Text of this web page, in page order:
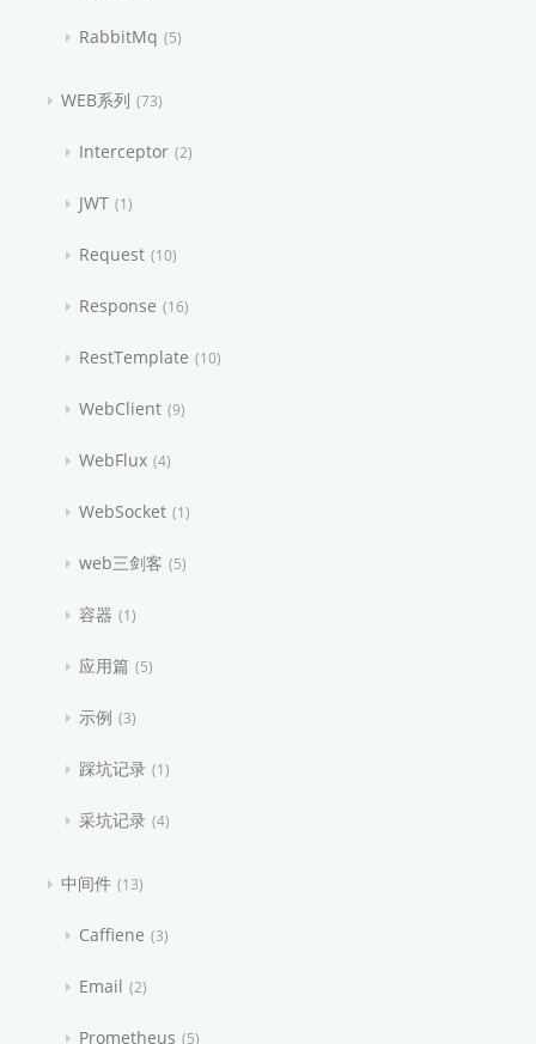
RabbitMq 5
WEB系列 73
Interceptor 2
JWT 1
Request 10
Response 16
RestTemplate 10
WebClient 9
WebFlux 4
WebSocket 1
web三剑客 5
容器 1
应用篇 5
示例 3
踩坑记录 1
采坑记录 4
中间件 13
Caffiene 3
Email 2
Prometheus 5